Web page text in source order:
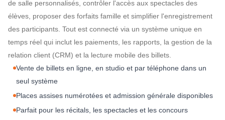
de salle personnalisés, contrôler l'accès aux spectacles des
élèves, proposer des forfaits famille et simplifier l'enregistrement
des participants. Tout est connecté via un système unique en
temps réel qui inclut les paiements, les rapports, la gestion de la
relation client (CRM) et la lecture mobile des billets.
Vente de billets en ligne, en studio et par téléphone dans un
seul système
Places assises numérotées et admission générale disponibles
Parfait pour les récitals, les spectacles et les concours